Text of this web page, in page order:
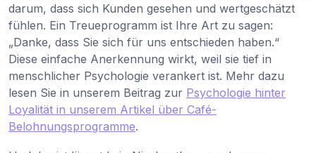
darum, dass sich Kunden gesehen und wertgeschätzt
fühlen. Ein Treueprogramm ist Ihre Art zu sagen:
„Danke, dass Sie sich für uns entschieden haben.“
Diese einfache Anerkennung wirkt, weil sie tief in
menschlicher Psychologie verankert ist. Mehr dazu
lesen Sie in unserem Beitrag zur Psychologie hinter
Loyalität in unserem Artikel über Café-
Belohnungsprogramme.